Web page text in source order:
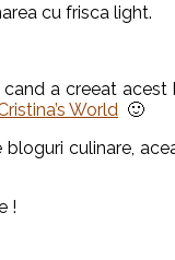
cu frisca light.
cand a creeat acest
World 🙂
culinare,
!